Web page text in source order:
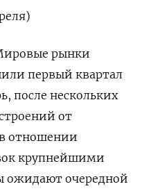
рынки
первый квартал
после нескольких
от
отношении
крупнейшими
ожидают очередной